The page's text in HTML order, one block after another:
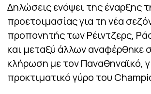
Δηλώσεις ενόψει της έναρξης
προετοιμασίας για τη νέα
προπονητής των Ρέιντζερς,
και μεταξύ άλλων αναφέρθηκε
κλήρωση με τον Παναθηναϊκό,
προκτιματικό γύρο του